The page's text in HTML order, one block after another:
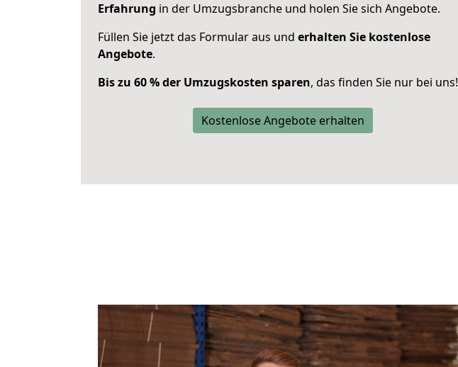
Erfahrung in der Umzugsbranche und holen Sie sich Angebote.
Füllen Sie jetzt das Formular aus und erhalten Sie kostenlose
Angebote.
Bis zu 60 % der Umzugskosten sparen, das finden Sie nur bei uns!
Kostenlose Angebote erhalten